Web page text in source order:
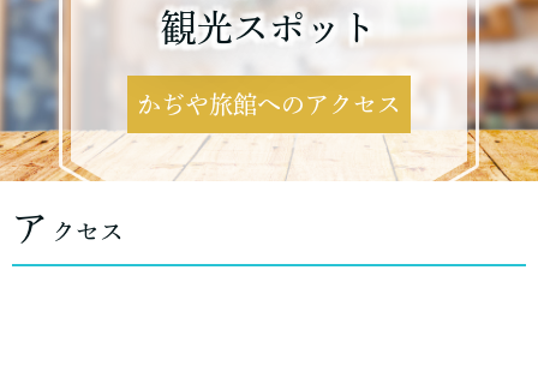
観光スポット
かぢや旅館へのアクセス
ア クセス